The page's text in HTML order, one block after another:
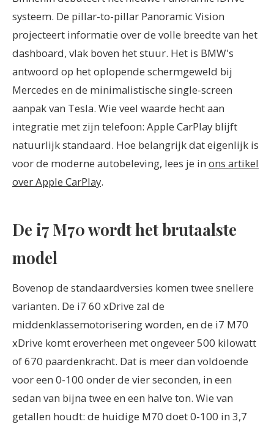
systeem. De pillar-to-pillar Panoramic Vision
projecteert informatie over de volle breedte van het
dashboard, vlak boven het stuur. Het is BMW's
antwoord op het oplopende schermgeweld bij
Mercedes en de minimalistische single-screen
aanpak van Tesla. Wie veel waarde hecht aan
integratie met zijn telefoon: Apple CarPlay blijft
natuurlijk standaard. Hoe belangrijk dat eigenlijk is
voor de moderne autobeleving, lees je in ons artikel
over Apple CarPlay.
De i7 M70 wordt het brutaalste
model
Bovenop de standaardversies komen twee snellere
varianten. De i7 60 xDrive zal de
middenklassemotorisering worden, en de i7 M70
xDrive komt eroverheen met ongeveer 500 kilowatt
of 670 paardenkracht. Dat is meer dan voldoende
voor een 0-100 onder de vier seconden, in een
sedan van bijna twee en een halve ton. Wie van
getallen houdt: de huidige M70 doet 0-100 in 3,7